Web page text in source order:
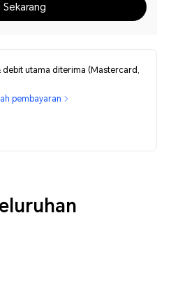
Sekarang
debit utama diterima (Mastercard,
pembayaran